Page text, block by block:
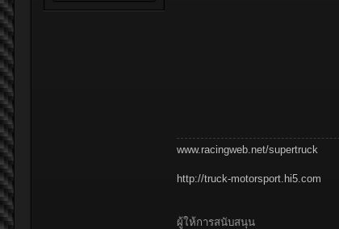
www.racingweb.net/supertruck
http://truck-motorsport.hi5.com
ผู้ให้การสนับสนุน